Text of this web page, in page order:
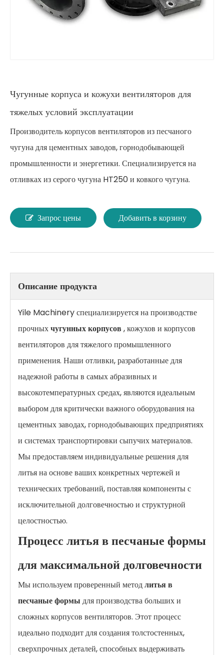
Чугунные корпуса и кожухи вентиляторов для
тяжелых условий эксплуатации
Производитель корпусов вентиляторов из песчаного
чугуна для цементных заводов, горнодобывающей
промышленности и энергетики. Специализируется на
отливках из серого чугуна HT250 и ковкого чугуна.
Запрос цены Добавить в корзину
Описание продукта
Yile Machinery специализируется на производстве
прочныхчугунных корпусов , кожухов и корпусов
вентиляторов для тяжелого промышленного
применения. Наши отливки, разработанные для
надежной работы в самых абразивных и
высокотемпературных средах, являются идеальным
выбором для критически важного оборудования на
цементных заводах, горнодобывающих предприятиях
и системах транспортировки сыпучих материалов.
Мы предоставляем индивидуальные решения для
литья на основе ваших конкретных чертежей и
технических требований, поставляя компоненты с
исключительной долговечностью и структурной
целостностью.
Процесс литья в песчаные формы
для максимальной долговечности
Мы используем проверенный методлитья в
песчаные формы для производства больших и
сложных корпусов вентиляторов. Этот процесс
идеально подходит для создания толстостенных,
сверхпрочных деталей, способных выдерживать